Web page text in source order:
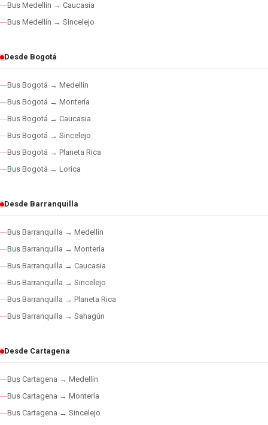
Bus Medellín → Caucasia
Bus Medellín → Sincelejo
Desde Bogotá
Bus Bogotá → Medellín
Bus Bogotá → Montería
Bus Bogotá → Caucasia
Bus Bogotá → Sincelejo
Bus Bogotá → Planeta Rica
Bus Bogotá → Lorica
Desde Barranquilla
Bus Barranquilla → Medellín
Bus Barranquilla → Montería
Bus Barranquilla → Caucasia
Bus Barranquilla → Sincelejo
Bus Barranquilla → Planeta Rica
Bus Barranquilla → Sahagún
Desde Cartagena
Bus Cartagena → Medellín
Bus Cartagena → Montería
Bus Cartagena → Sincelejo